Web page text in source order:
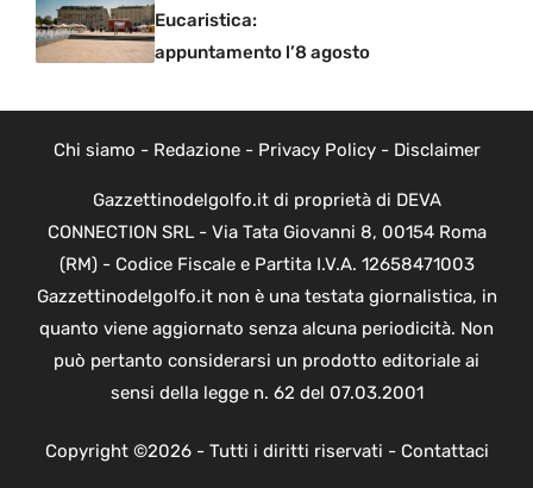
Eucaristica:
appuntamento l’8 agosto
Chi siamo - Redazione- Privacy Policy- Disclaimer
Gazzettinodelgolfo.it di proprietà di DEVA
CONNECTION SRL - Via Tata Giovanni 8, 00154 Roma
(RM) - Codice Fiscale e Partita I.V.A. 12658471003
Gazzettinodelgolfo.it non è una testata giornalistica, in
quanto viene aggiornato senza alcuna periodicità. Non
può pertanto considerarsi un prodotto editoriale ai
sensi della legge n. 62 del 07.03.2001
Copyright ©2026 - Tutti i diritti riservati - Contattaci